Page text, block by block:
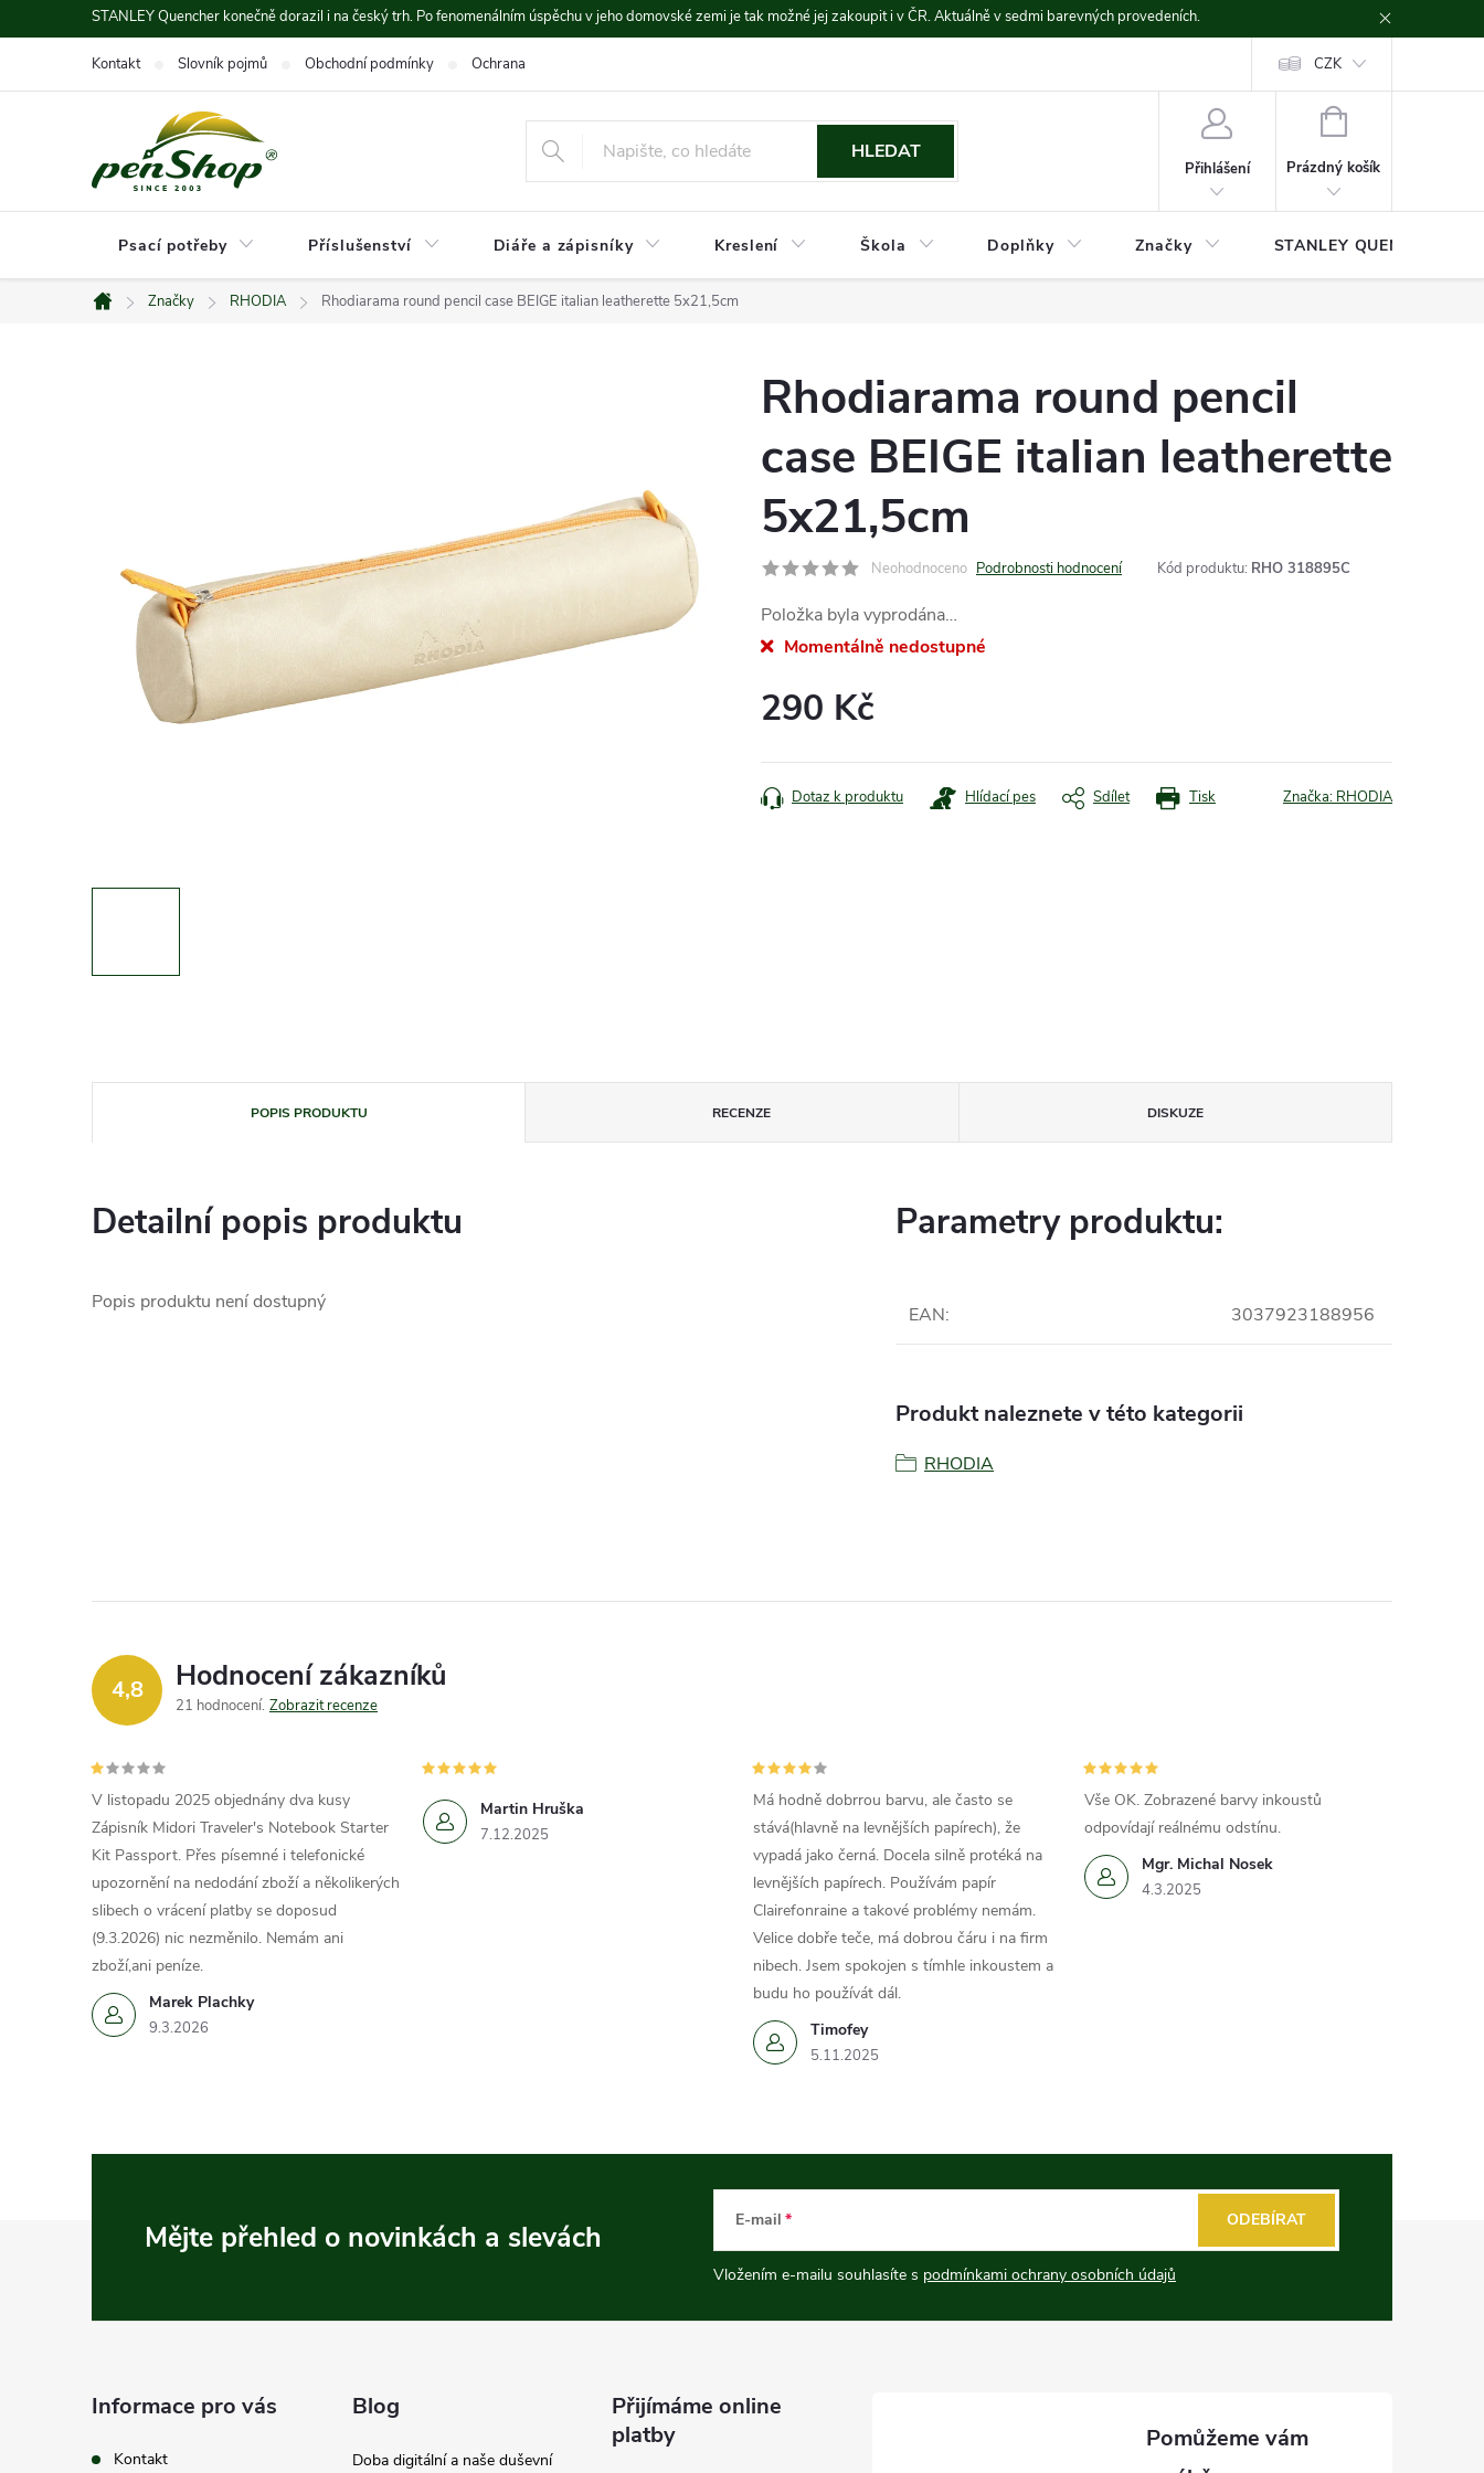
na
STANLEY Quencher konečně dorazil i na český trh. Po fenomenálním úspěchu v jeho domovské zemi je tak možné jej zakoupit i v ČR. Aktuálně v sedmi barevných provedeních.
Kontakt Slovník pojmů Obchodní podmínky Ochrana údajů CZK
HLEDAT
Přihlášení
NÁKUPNÍ
Prázdný košík
Psací potřeby Příslušenství Diáře a zápisníky Kreslení Škola Doplňky Značky STANLEY QUENCHER
Domů
Značky RHODIA Rhodiarama round pencil case BEIGE italian leatherette 5x21,5cm
Rhodiarama round pencil
case BEIGE italian leatherette
5x21,5cm
Neohodnoceno Podrobnosti hodnocení Kód produktu: RHO 318895C
Položka byla vyprodána…
Momentálně nedostupné
290 Kč
cena:
Tisk
Dotaz k produktu Hlídací pes Sdílet Značka: RHODIA
POPIS PRODUKTU RECENZE DISKUZE
Detailní popis produktu
Popis produktu není dostupný
Parametry produktu:
EAN: 3037923188956
Produkt naleznete v této kategorii
RHODIA
4,8 Hodnocení zákazníků
21 hodnocení Zobrazit recenze
Marek Plachky
9.3.2026
V listopadu 2025 objednány dva kusy
Zápisník Midori Traveler's Notebook Starter
Kit Passport. Přes písemné i telefonické
upozornění na nedodání zboží a několikerých
slibech o vrácení platby se doposud
(9.3.2026) nic nezměnilo. Nemám ani
zboží,ani peníze.
Martin Hruška
7.12.2025
Timofey
5.11.2025
Má hodně dobrrou barvu, ale často se
stává(hlavně na levnějších papírech), že
vypadá jako černá. Docela silně protéká na
levnějších papírech. Používám papír
Clairefonraine a takové problémy nemám.
Velice dobře teče, má dobrou čáru i na firm
nibech. Jsem spokojen s tímhle inkoustem a
budu ho používát dál.
Mgr. Michal Nosek
4.3.2025
Vše OK. Zobrazené barvy inkoustů
odpovídají reálnému odstínu.
Mějte přehled o novinkách a slevách E-mail
Vložením e-mailu souhlasíte s podmínkami ochrany osobních údajů
ODEBÍRAT
Informace pro vás
Kontakt
Blog
Doba digitální a naše duševní
Přijímáme online
platby